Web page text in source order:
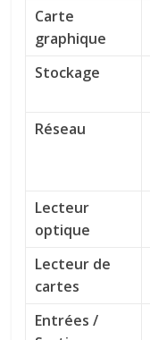
Carte
graphique
Stockage
Réseau
Lecteur
optique
Lecteur de
cartes
Entrées /